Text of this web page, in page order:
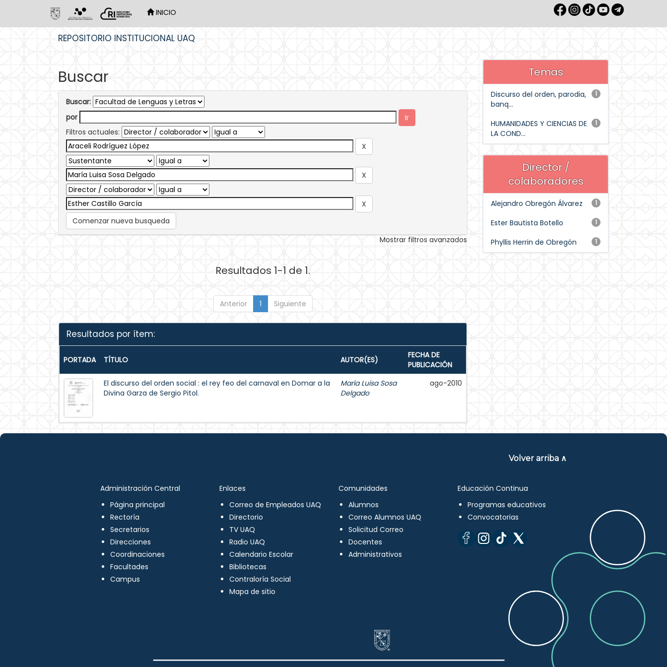
INICIO
REPOSITORIO INSTITUCIONAL UAQ
Buscar
Buscar:
por
Filtros actuales:
Comenzar nueva busqueda
Mostrar filtros avanzados
Resultados 1-1 de 1.
Anterior 1 Siguiente
Resultados por ítem:
PORTADA TÍTULO AUTOR(ES)
FECHA DE
PUBLICACIÓN
El discurso del orden social : el rey feo del carnaval en Domar a la
Divina Garza de Sergio Pitol.
María Luisa Sosa
Delgado
ago-2010
Temas
1
Discurso del orden, parodia,
banq...
1
HUMANIDADES Y CIENCIAS DE
LA COND...
Director /
colaboradores
1
Alejandro Obregón Álvarez
1
Ester Bautista Botello
1
Phyllis Herrin de Obregón
Volver arriba ∧
Administración Central
Página principal
Rectoría
Secretarios
Direcciones
Coordinaciones
Facultades
Campus
Enlaces
Correo de Empleados UAQ
Directorio
TV UAQ
Radio UAQ
Calendario Escolar
Bibliotecas
Contraloría Social
Mapa de sitio
Comunidades
Alumnos
Correo Alumnos UAQ
Solicitud Correo
Docentes
Administrativos
Educación Continua
Programas educativos
Convocatorias